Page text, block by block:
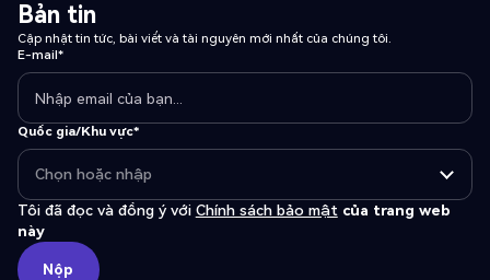
Bản tin
Cập nhật tin tức, bài viết và tài nguyên mới nhất của chúng tôi.
E-mail*
Quốc gia/Khu vực*
Tôi đã đọc và đồng ý với Chính sách bảo mật của trang web
này
Nộp